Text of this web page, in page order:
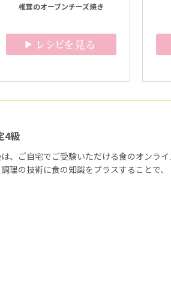
椎茸のオーブンチーズ焼き
4級
、ご自宅でご受験いただける食のオンライ
の技術に食の知識をプラスすることで、